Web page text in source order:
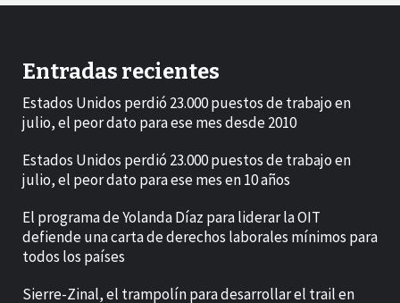
Entradas recientes
Estados Unidos perdió 23.000 puestos de trabajo en
julio, el peor dato para ese mes desde 2010
Estados Unidos perdió 23.000 puestos de trabajo en
julio, el peor dato para ese mes en 10 años
El programa de Yolanda Díaz para liderar la OIT
defiende una carta de derechos laborales mínimos para
todos los países
Sierre-Zinal, el trampolín para desarrollar el trail en